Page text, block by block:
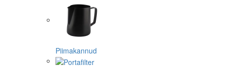
Piimakannud